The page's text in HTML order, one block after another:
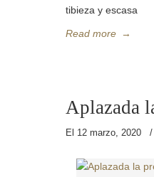
tibieza y escasa
Read more →
Aplazada
El 12 marzo, 2020 /